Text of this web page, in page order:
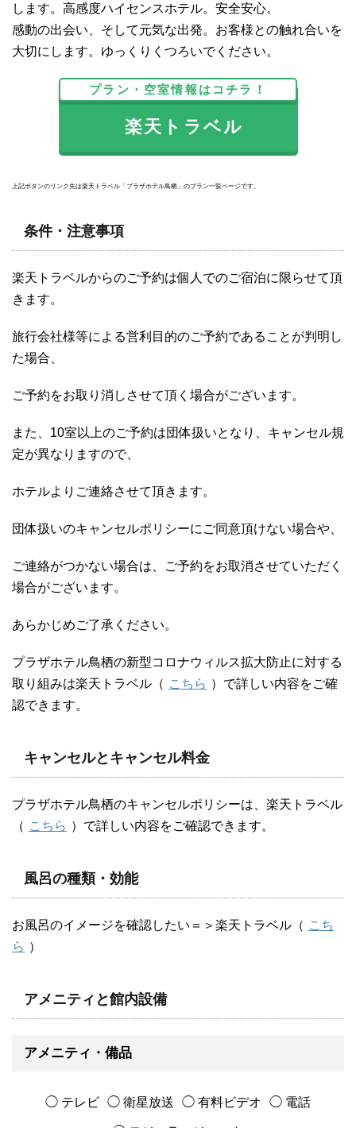
します。高感度ハイセンスホテル。安全安心。
感動の出会い、そして元気な出発。お客様との触れ合いを
大切にします。ゆっくりくつろいでください。
プラン・空室情報はコチラ！
楽天トラベル
上記ボタンのリンク先は楽天トラベル「プラザホテル鳥栖」のプラン一覧ページです。
条件・注意事項
楽天トラベルからのご予約は個人でのご宿泊に限らせて頂
きます。
旅行会社様等による営利目的のご予約であることが判明し
た場合、
ご予約をお取り消しさせて頂く場合がございます。
また、10室以上のご予約は団体扱いとなり、キャンセル規
定が異なりますので、
ホテルよりご連絡させて頂きます。
団体扱いのキャンセルポリシーにご同意頂けない場合や、
ご連絡がつかない場合は、ご予約をお取消させていただく
場合がございます。
あらかじめご了承ください。
プラザホテル鳥栖の新型コロナウィルス拡大防止に対する
取り組みは楽天トラベル（ こちら ）で詳しい内容をご確
認できます。
キャンセルとキャンセル料金
プラザホテル鳥栖のキャンセルポリシーは、楽天トラベル
（ こちら ）で詳しい内容をご確認できます。
風呂の種類・効能
お風呂のイメージを確認したい＝＞楽天トラベル（ こち
ら ）
アメニティと館内設備
アメニティ・備品
◯ テレビ ◯ 衛星放送 ◯ 有料ビデオ ◯ 電話